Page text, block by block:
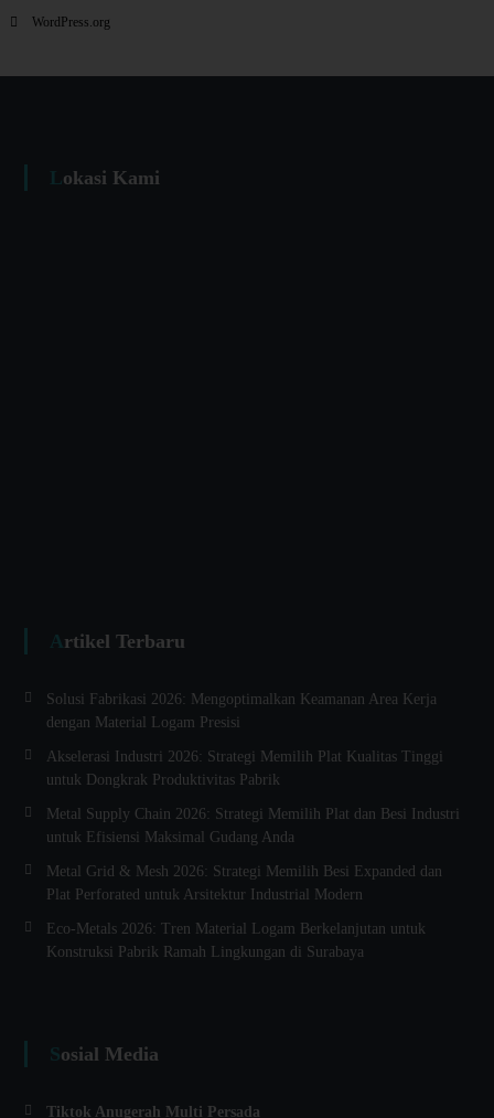
WordPress.org
Lokasi Kami
Artikel Terbaru
Solusi Fabrikasi 2026: Mengoptimalkan Keamanan Area Kerja
dengan Material Logam Presisi
Akselerasi Industri 2026: Strategi Memilih Plat Kualitas Tinggi
untuk Dongkrak Produktivitas Pabrik
Metal Supply Chain 2026: Strategi Memilih Plat dan Besi Industri
untuk Efisiensi Maksimal Gudang Anda
Metal Grid & Mesh 2026: Strategi Memilih Besi Expanded dan
Plat Perforated untuk Arsitektur Industrial Modern
Eco-Metals 2026: Tren Material Logam Berkelanjutan untuk
Konstruksi Pabrik Ramah Lingkungan di Surabaya
Sosial Media
Tiktok Anugerah Multi Persada